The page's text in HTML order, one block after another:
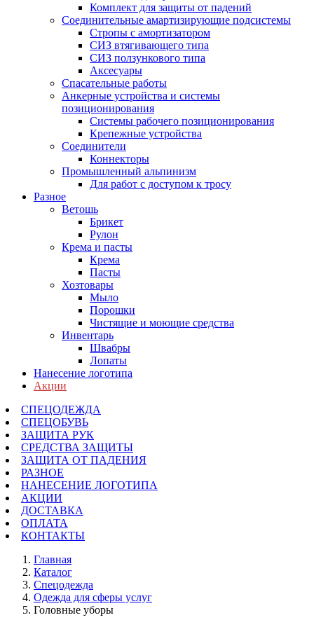
Комплект для защиты от падений
Соединительные амартизирующие подсистемы
Стропы с амортизатором
СИЗ втягивающего типа
СИЗ ползункового типа
Аксесуары
Спасательные работы
Анкерные устройства и системы
позиционирования
Системы рабочего позиционирования
Крепежные устройства
Соединители
Коннекторы
Промышленный альпинизм
Для работ с доступом к тросу
Разное
Ветошь
Брикет
Рулон
Крема и пасты
Крема
Пасты
Хозтовары
Мыло
Порошки
Чистящие и моющие средства
Инвентарь
Швабры
Лопаты
Нанесение логотипа
Акции
СПЕЦОДЕЖДА
СПЕЦОБУВЬ
ЗАЩИТА РУК
СРЕДСТВА ЗАЩИТЫ
ЗАЩИТА ОТ ПАДЕНИЯ
РАЗНОЕ
НАНЕСЕНИЕ ЛОГОТИПА
АКЦИИ
ДОСТАВКА
ОПЛАТА
КОНТАКТЫ
Главная
Каталог
Спецодежда
Одежда для сферы услуг
Головные уборы